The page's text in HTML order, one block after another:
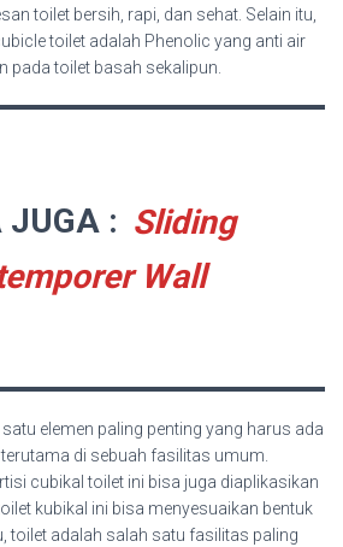
toilet bersih, rapi, dan sehat. Selain itu,
toilet adalah Phenolic yang anti air
pada toilet basah sekalipun.
JUGA : Sliding
Wall
elemen paling penting yang harus ada
di sebuah fasilitas umum.
cubikal toilet ini bisa juga diaplikasikan
kubikal ini bisa menyesuaikan bentuk
toilet adalah salah satu fasilitas paling